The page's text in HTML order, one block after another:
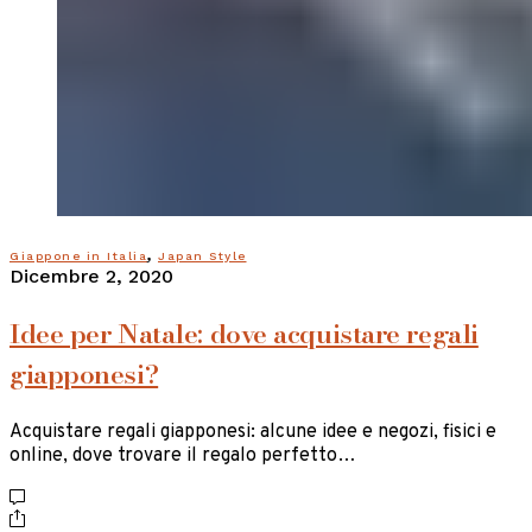
Giappone in Italia, Japan Style
Dicembre 2, 2020
Idee per Natale: dove acquistare regali
giapponesi?
Acquistare regali giapponesi: alcune idee e negozi, fisici e
online, dove trovare il regalo perfetto…